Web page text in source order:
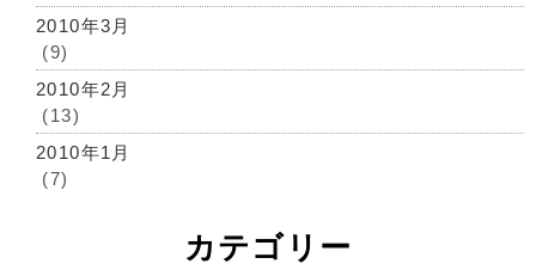
2010年3月
(9)
2010年2月
(13)
2010年1月
(7)
カテゴリー